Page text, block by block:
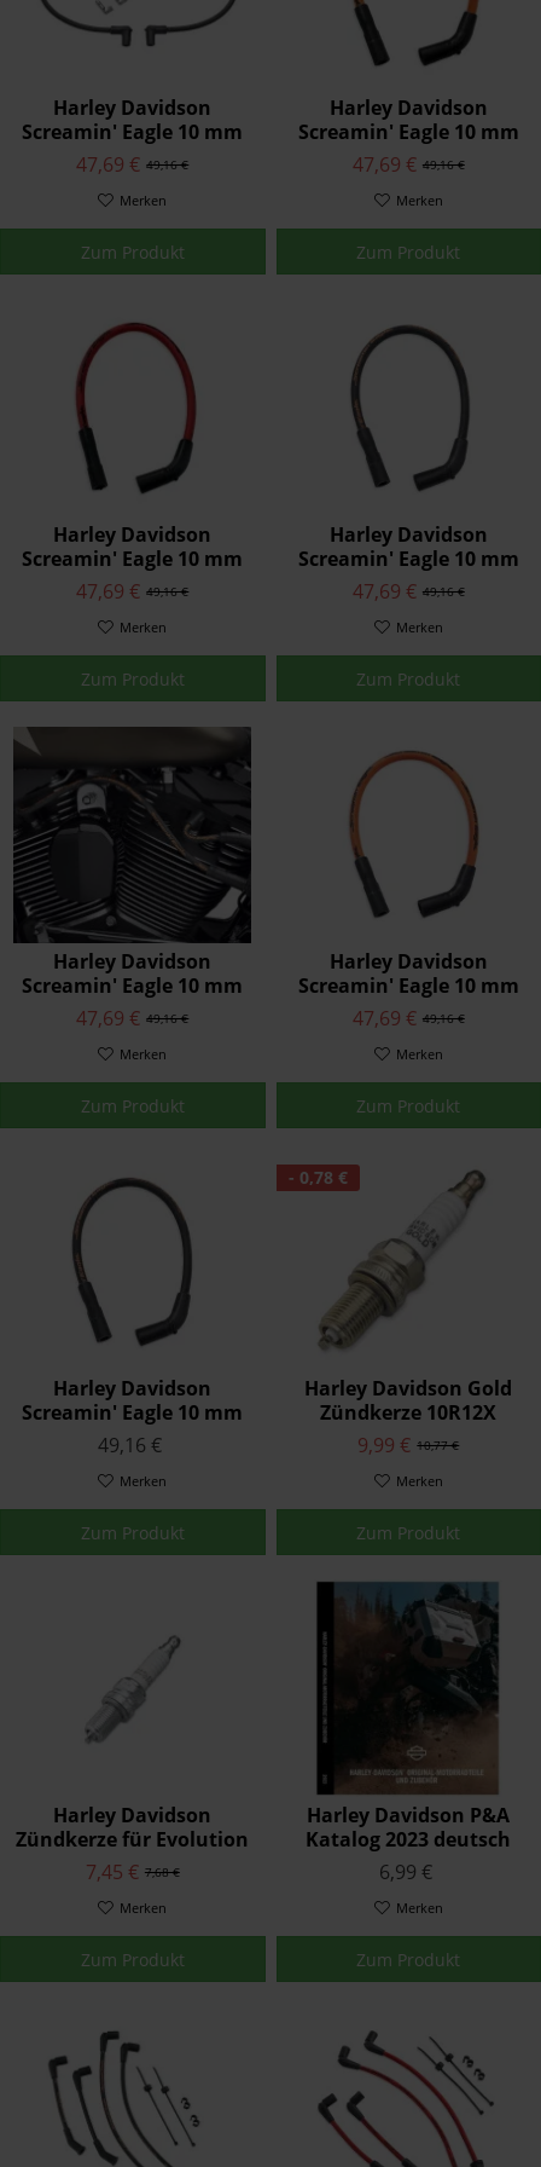
Harley Davidson
Screamin' Eagle 10 mm
Phat Zündkerzenkabel -
zugeschnitten 32095-98B
49,16 €
47,69 €
Merken
Zum Produkt
Harley Davidson
Screamin' Eagle 10 mm
Phat Zündkerzenkabel
32325-08A
49,16 €
47,69 €
Merken
Zum Produkt
Harley Davidson
Screamin' Eagle 10 mm
Phat Zündkerzenkabel
32318-08A
49,16 €
47,69 €
Merken
Zum Produkt
Harley Davidson
Screamin' Eagle 10 mm
Phat Zündkerzenkabel
31958-04B
49,16 €
47,69 €
Merken
Zum Produkt
Harley Davidson
Screamin' Eagle 10 mm
Phat Zündkerzenkabel
32092-98B
49,16 €
47,69 €
Merken
Zum Produkt
Harley Davidson
Screamin' Eagle 10 mm
Phat Zündkerzenkabel
31963-89B
49,16 €
47,69 €
Merken
Zum Produkt
Harley Davidson
Screamin' Eagle 10 mm
Phat Zündkerzenkabel
32303-08A
49,16 €
Merken
Zum Produkt
- 0,78 €
Harley Davidson Gold
Zündkerze 10R12X
27794-08 für Sportster
XR1200 08-13
10,77 €
9,99 €
Merken
Zum Produkt
Harley Davidson
Zündkerze für Evolution
1340 und Shovelhead
32342-04
7,68 €
7,45 €
Merken
Zum Produkt
Harley Davidson P&A
Katalog 2023 deutsch
6,99 €
Merken
Zum Produkt